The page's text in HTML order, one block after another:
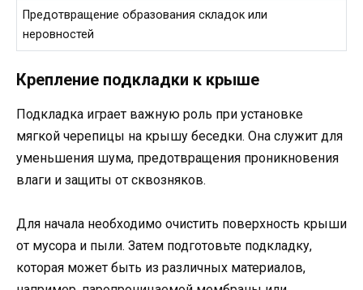
Предотвращение образования складок или
неровностей
Крепление подкладки к крыше
Подкладка играет важную роль при установке
мягкой черепицы на крышу беседки. Она служит для
уменьшения шума, предотвращения проникновения
влаги и защиты от сквозняков.
Для начала необходимо очистить поверхность крыши
от мусора и пыли. Затем подготовьте подкладку,
которая может быть из различных материалов,